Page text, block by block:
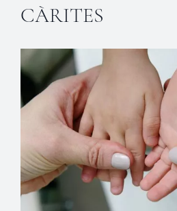
CÀRITES